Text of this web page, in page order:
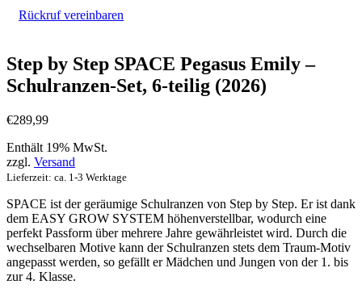
Rückruf vereinbaren
Step by Step SPACE Pegasus Emily –
Schulranzen-Set, 6-teilig (2026)
€289,99
Enthält 19% MwSt.
zzgl. Versand
Lieferzeit: ca. 1-3 Werktage
SPACE ist der geräumige Schulranzen von Step by Step. Er ist dank
dem EASY GROW SYSTEM höhenverstellbar, wodurch eine
perfekt Passform über mehrere Jahre gewährleistet wird. Durch die
wechselbaren Motive kann der Schulranzen stets dem Traum-Motiv
angepasst werden, so gefällt er Mädchen und Jungen von der 1. bis
zur 4. Klasse.